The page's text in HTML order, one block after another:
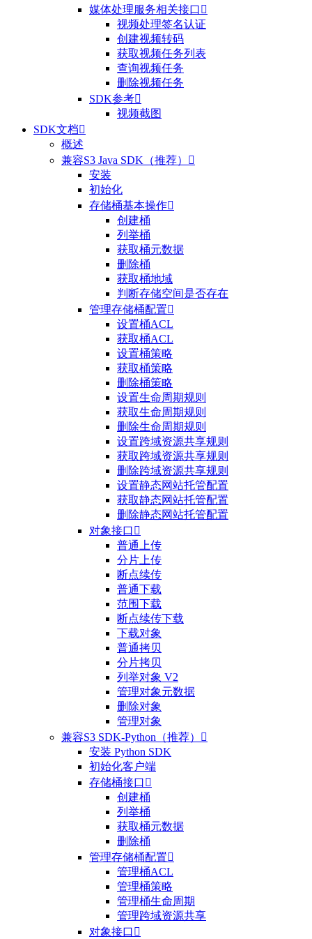
媒体处理服务相关接口 
视频处理签名认证
创建视频转码
获取视频任务列表
查询视频任务
删除视频任务
SDK参考
视频截图
SDK文档
概述
兼容S3 Java SDK（推荐）

安装
初始化
存储桶基本操作
创建桶
列举桶
获取桶元数据
删除桶
获取桶地域
判断存储空间是否存在
管理存储桶配置
设置桶ACL
获取桶ACL
设置桶策略
获取桶策略
删除桶策略
设置生命周期规则
获取生命周期规则
删除生命周期规则
设置跨域资源共享规则
获取跨域资源共享规则
删除跨域资源共享规则
设置静态网站托管配置
获取静态网站托管配置
删除静态网站托管配置
对象接口 
普通上传
分片上传
断点续传
普通下载
范围下载
断点续传下载
下载对象
普通拷贝
分片拷贝
列举对象 V2
管理对象元数据
删除对象
管理对象
兼容S3 SDK-Python（推荐）

安装 Python SDK
初始化客户端
存储桶接口 
创建桶
列举桶
获取桶元数据
删除桶
管理存储桶配置
管理桶ACL
管理桶策略
管理桶生命周期
管理跨域资源共享
对象接口 